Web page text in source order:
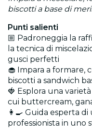
biscotti a base di
Punti salienti
🏼 Padroneggia la
la tecnica di
gusci perfetti
🧁 Impara a formare,
biscotti a sandwich
🍓 Esplora una
cui buttercream,
👩‍🍳 Guida esperta
professionista in uno